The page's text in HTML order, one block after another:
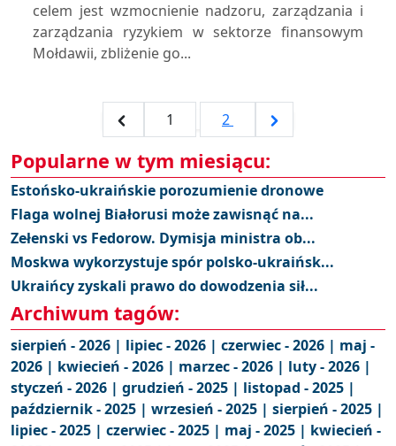
celem jest wzmocnienie nadzoru, zarządzania i
zarządzania ryzykiem w sektorze finansowym
Mołdawii, zbliżenie go...
1 2
Popularne w tym miesiącu:
Estońsko-ukraińskie porozumienie dronowe
Flaga wolnej Białorusi może zawisnąć na...
Zełenski vs Fedorow. Dymisja ministra ob...
Moskwa wykorzystuje spór polsko-ukraińsk...
Ukraińcy zyskali prawo do dowodzenia sił...
Archiwum tagów:
sierpień - 2026 | lipiec - 2026 | czerwiec - 2026 | maj -
2026 | kwiecień - 2026 | marzec - 2026 | luty - 2026 |
styczeń - 2026 | grudzień - 2025 | listopad - 2025 |
październik - 2025 | wrzesień - 2025 | sierpień - 2025 |
lipiec - 2025 | czerwiec - 2025 | maj - 2025 | kwiecień -